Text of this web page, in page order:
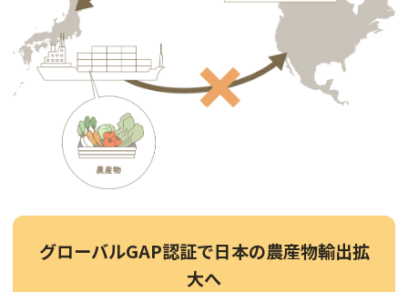
グローバルGAP認証で日本の農産物輸出拡
大へ